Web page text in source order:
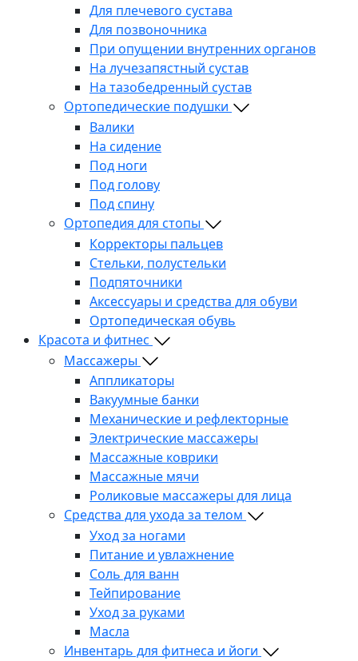
Для плечевого сустава
Для позвоночника
При опущении внутренних органов
На лучезапястный сустав
На тазобедренный сустав
Ортопедические подушки
Валики
На сидение
Под ноги
Под голову
Под спину
Ортопедия для стопы
Корректоры пальцев
Стельки, полустельки
Подпяточники
Аксессуары и средства для обуви
Ортопедическая обувь
Красота и фитнес
Массажеры
Аппликаторы
Вакуумные банки
Механические и рефлекторные
Электрические массажеры
Массажные коврики
Массажные мячи
Роликовые массажеры для лица
Средства для ухода за телом
Уход за ногами
Питание и увлажнение
Соль для ванн
Тейпирование
Уход за руками
Масла
Инвентарь для фитнеса и йоги